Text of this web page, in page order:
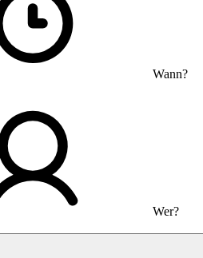
Wann?
Wer?